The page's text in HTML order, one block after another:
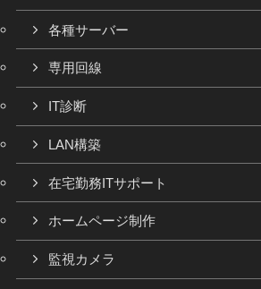
各種サーバー
専用回線
IT診断
LAN構築
在宅勤務ITサポート
ホームページ制作
監視カメラ